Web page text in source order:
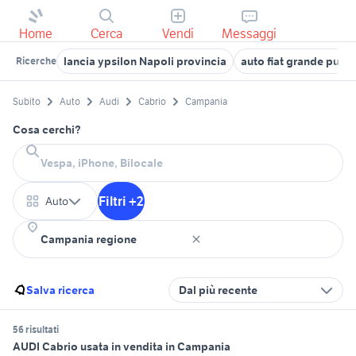
Home Cerca Vendi Messaggi
Ricerche lancia ypsilon Napoli provincia auto fiat grande
Subito Auto Audi Cabrio Campania
Cosa cerchi?
Auto Filtri +2
Salva ricerca Dal più recente
56 risultati
AUDI Cabrio usata in vendita in Campania